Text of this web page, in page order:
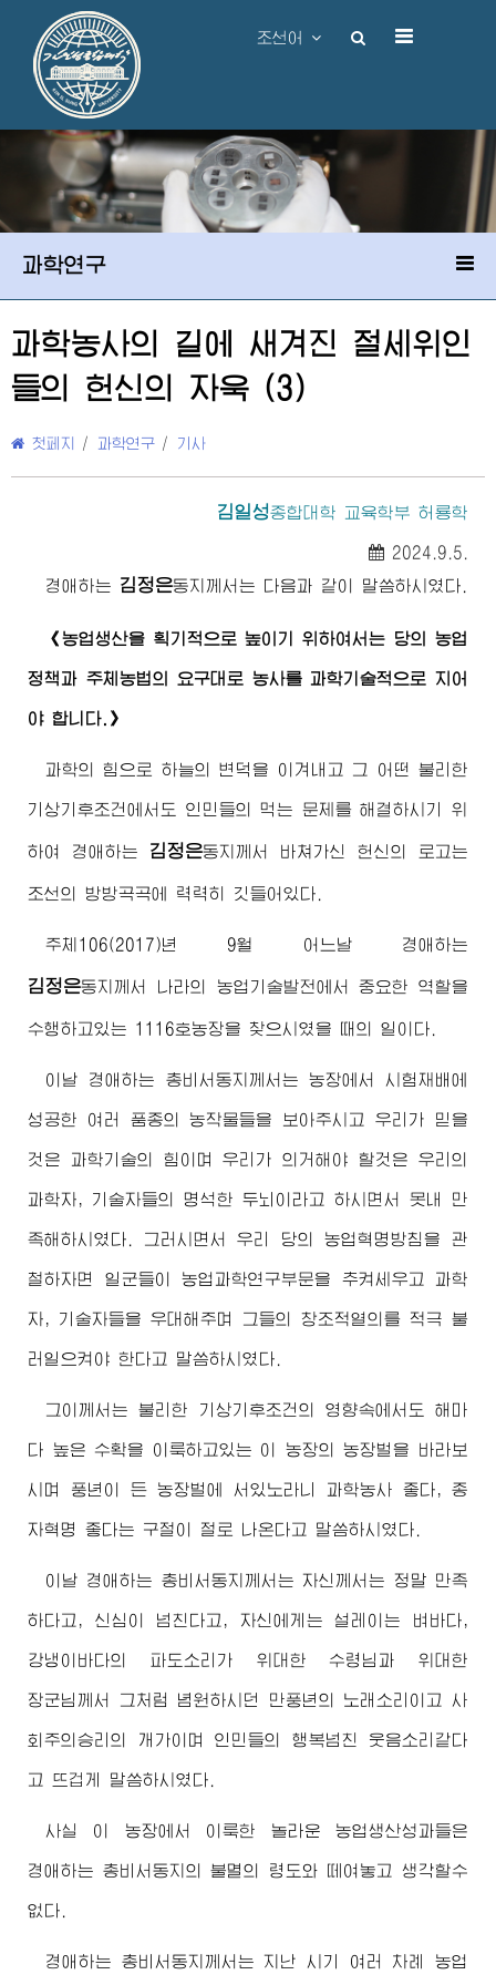
조선어
과학연구
과학농사의 길에 새겨진 절세위인
들의 헌신의 자욱 (3)
첫페지 / 과학연구 / 기사
김일성종합대학 교육학부 허룡학
2024.9.5.
경애하는 김정은동지께서 는 다음과 같이 말씀하시였다.
《농업생산을 획기적으로 높이기 위하여서는 당의 농업
정책과 주체농법의 요구대로 농사를 과학기술적으로 지어
야 합니다.》
과학의 힘으로 하늘의 변덕을 이겨내고 그 어떤 불리한
기상기후조건에서도 인민들의 먹는 문제를 해결하시기 위
하여 경애하는 김정은동지께서 바쳐가신 헌신의 로고는
조선의 방방곡곡에 력력히 깃들어있다.
주체106(2017)년 9월 어느날 경애하는
김정은동지께서 나라의 농업기술발전에서 중요한 역할을
수행하고있는 1116호농장을 찾으시였을 때의 일이다.
이날 경애하는 총비서동지께서 는 농장에서 시험재배에
성공한 여러 품종의 농작물들을 보아주시고 우리가 믿을
것은 과학기술의 힘이며 우리가 의거해야 할것은 우리의
과학자, 기술자들의 명석한 두뇌이라고 하시면서 못내 만
족해하시였다. 그러시면서 우리 당의 농업혁명방침을 관
철하자면 일군들이 농업과학연구부문을 추켜세우고 과학
자, 기술자들을 우대해주며 그들의 창조적열의를 적극 불
러일으켜야 한다고 말씀하시였다.
그이께서는 불리한 기상기후조건의 영향속에서도 해마
다 높은 수확을 이룩하고있는 이 농장의 농장벌을 바라보
시며 풍년이 든 농장벌에 서있노라니 과학농사 좋다, 종
자혁명 좋다는 구절이 절로 나온다고 말씀하시였다.
이날 경애하는 총비서동지께서 는 자신께서는 정말 만족
하다고, 신심이 넘친다고, 자신에게는 설레이는 벼바다,
강냉이바다의 파도소리가 위대한 수령님 과 위대한
장군님께서 그처럼 념원하시던 만풍년의 노래소리이고 사
회주의승리의 개가이며 인민들의 행복넘친 웃음소리같다
고 뜨겁게 말씀하시였다.
사실 이 농장에서 이룩한 놀라운 농업생산성과들은
경애하는 총비서동지 의 불멸의 령도와 떼여놓고 생각할수
없다.
경애하는 총비서동지께서 는 지난 시기 여러 차례 농업